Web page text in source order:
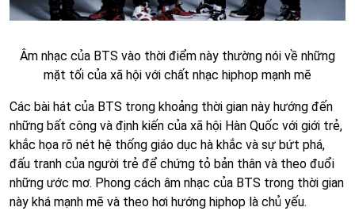
Âm nhạc của BTS vào thời điểm này thường nói về những
mặt tối của xã hội với chất nhạc hiphop mạnh mẽ
Các bài hát của BTS trong khoảng thời gian này hướng đến
những bất công và định kiến của xã hội Hàn Quốc với giới trẻ,
khắc họa rõ nét hệ thống giáo dục hà khắc và sự bứt phá,
đấu tranh của người trẻ để chứng tỏ bản thân và theo đuổi
những ước mơ. Phong cách âm nhạc của BTS trong thời gian
này khá mạnh mẽ và theo hơi hướng hiphop là chủ yếu.